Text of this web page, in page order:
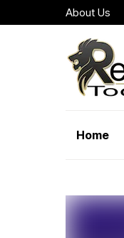
About Us
Home